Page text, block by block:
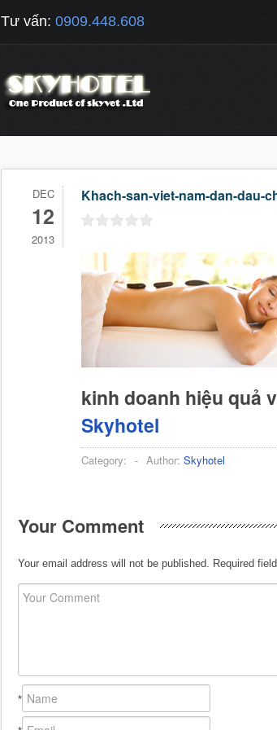
Tư vấn: 0909.448.608
DEC
12
2013
Khach-san-viet-nam-dan-dau-
kinh doanh hiệu quả
Skyhotel
Category: - Author: Skyhotel
Your Comment
Your email address will not be published. Required
*